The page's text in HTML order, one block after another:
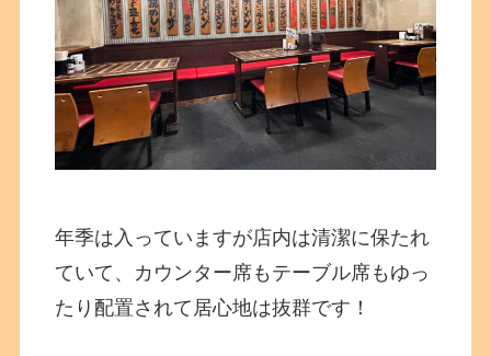
年季は入っていますが店内は清潔に保たれ
ていて、カウンター席もテーブル席もゆっ
たり配置されて居心地は抜群です！